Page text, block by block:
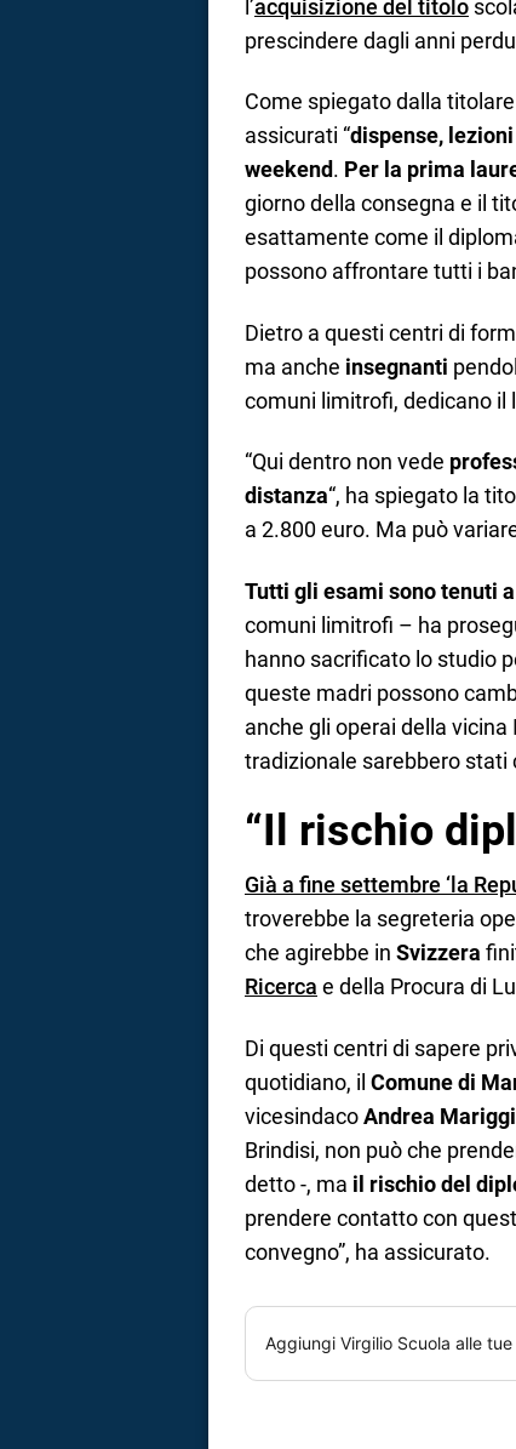
l’acquisizione del titolo
prescindere dagli anni
Come spiegato dalla
assicurati “dispense,
weekend. Per la prima
giorno della consegna e il
esattamente come il
possono affrontare tutti i
Dietro a questi centri di
ma anche insegnanti
comuni limitrofi, dedicano il
“Qui dentro non vede
distanza“, ha spiegato la
a 2.800 euro. Ma può
Tutti gli esami sono tenuti
comuni limitrofi – ha
hanno sacrificato lo studio
queste madri possono
anche gli operai della vicina
tradizionale sarebbero stati
“Il rischio
Già a fine settembre ‘la
troverebbe la segreteria
che agirebbe in Svizzera
Ricerca e della Procura di
Di questi centri di sapere
quotidiano, il Comune di
vicesindacoAndrea
Brindisi, non può che
detto -, ma il rischio del
prendere contatto con
convegno”, ha assicurato.
Aggiungi Virgilio Scuola alle